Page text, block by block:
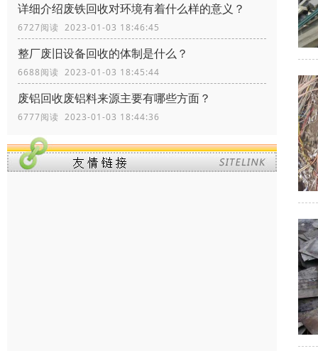
详细介绍废铁回收对环境有着什么样的意义？
6727阅读 2023-01-03 18:46:45
整厂废旧设备回收的体制是什么？
6688阅读 2023-01-03 18:45:44
废铝回收废铝料来源主要有哪些方面？
6777阅读 2023-01-03 18:44:36